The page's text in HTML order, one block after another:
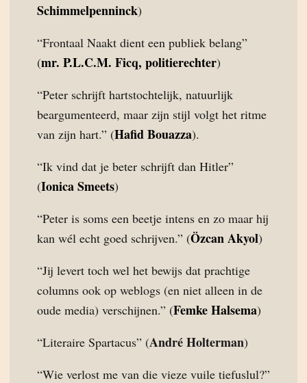
Schimmelpenninck)
“Frontaal Naakt dient een publiek belang”
(mr. P.L.C.M. Ficq, politierechter)
“Peter schrijft hartstochtelijk, natuurlijk
beargumenteerd, maar zijn stijl volgt het ritme
van zijn hart.” (Hafid Bouazza).
“Ik vind dat je beter schrijft dan Hitler”
(Ionica Smeets)
“Peter is soms een beetje intens en zo maar hij
kan wél echt goed schrijven.” (Özcan Akyol)
“Jij levert toch wel het bewijs dat prachtige
columns ook op weblogs (en niet alleen in de
oude media) verschijnen.” (Femke Halsema)
“Literaire Spartacus” (André Holterman)
“Wie verlost me van die vieze vuile tiefuslul?”